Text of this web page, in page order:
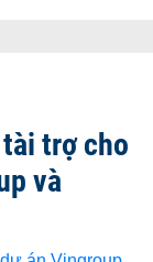
trợ cho
và